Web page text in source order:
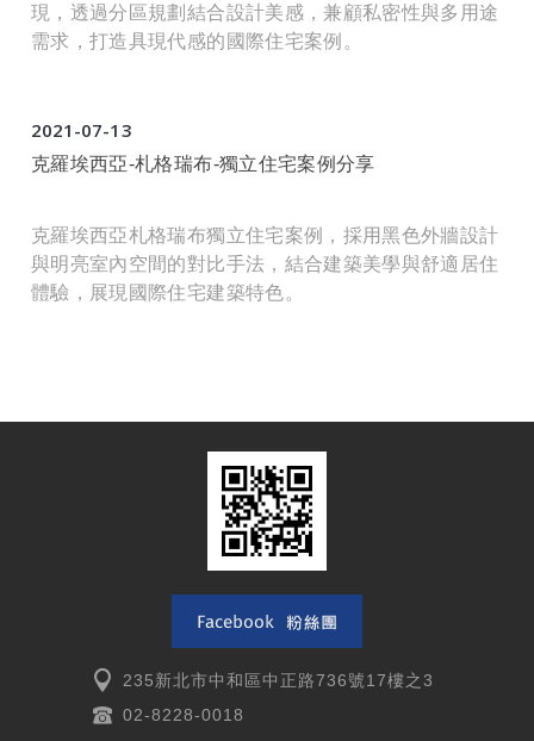
現，透過分區規劃結合設計美感，兼顧私密性與多用途
需求，打造具現代感的國際住宅案例。
13
07
2021
克羅埃西亞-札格瑞布-獨立住宅案例分享
克羅埃西亞札格瑞布獨立住宅案例，採用黑色外牆設計
與明亮室內空間的對比手法，結合建築美學與舒適居住
體驗，展現國際住宅建築特色。
235新北市中和區中正路736號17樓之3
02-8228-0018